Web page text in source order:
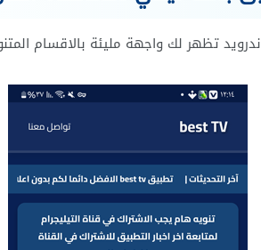
تظهر لك واجهة مليئة بالاقسام